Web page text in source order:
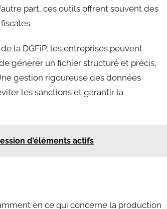
part, ces outils offrent souvent des
la DGFiP, les entreprises peuvent
générer un fichier structuré et précis,
gestion rigoureuse des données
les sanctions et garantir la
d'éléments actifs
en ce qui concerne la production